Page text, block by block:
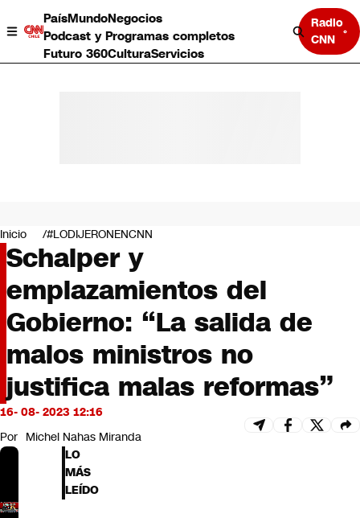
PaísMundoNegocios
Podcast y Programas completos
Futuro 360CulturaServicios
Radio
CNN
Negocios
Deportes
Programas completos
Cultura
Servicios
Bits
CNN tiempo
Futuro 360
Opinión
Inicio #LODIJERONENCNN
Schalper y
emplazamientos del
Gobierno: “La salida de
malos ministros no
justifica malas reformas”
16- 08- 2023 12:16
Por Michel Nahas Miranda
LO
MÁS
LEÍDO